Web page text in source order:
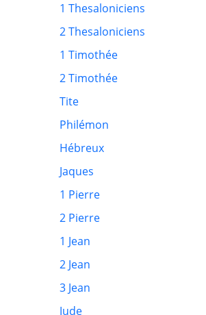
1 Thesaloniciens
2 Thesaloniciens
1 Timothée
2 Timothée
Tite
Philémon
Hébreux
Jaques
1 Pierre
2 Pierre
1 Jean
2 Jean
3 Jean
Jude